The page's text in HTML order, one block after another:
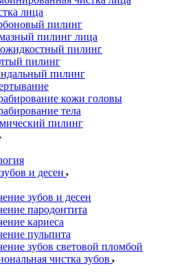
лица
пилинг
пилинг лица
пилинг
пилинг
пилинг
кожи головы
тела
пилинг
и десен
зубов и десен
пародонтита
кариеса
пульпита
зубов световой пломбой
чистка зубов